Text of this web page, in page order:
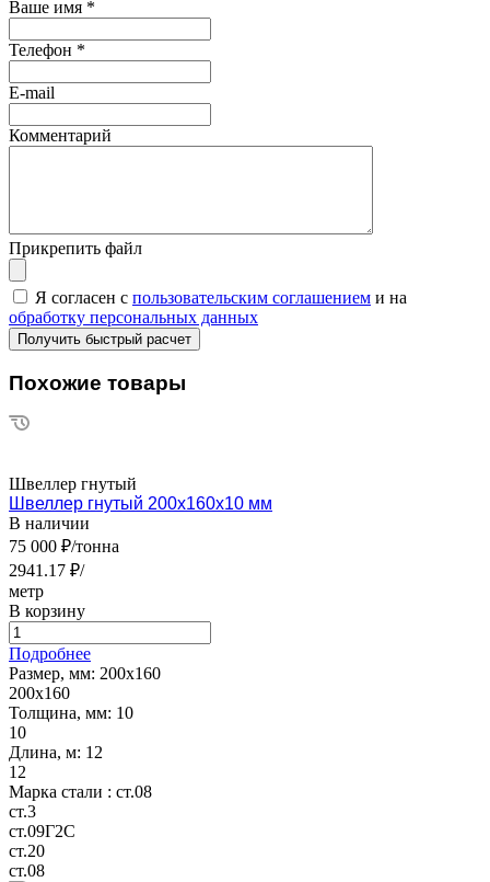
Ваше имя *
Телефон *
E-mail
Комментарий
Прикрепить файл
Я согласен с пользовательским соглашением и на
обработку персональных данных
Похожие товары
Швеллер гнутый
Швеллер гнутый 200х160х10 мм
В наличии
75 000 ₽/тонна
2941.17 ₽/
метр
В корзину
Подробнее
Размер, мм: 200х160
200х160
Толщина, мм: 10
10
Длина, м: 12
12
Марка стали : ст.08
ст.3
ст.09Г2С
ст.20
ст.08